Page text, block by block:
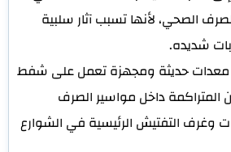
الصحي، لأنها تسبب آثار سلبية
شديده.
معدات حديثة ومجهزة تعمل على شفط
المتراكمة داخل مواسير الصرف
وغرف التفتيش الرئيسية في الشوارع